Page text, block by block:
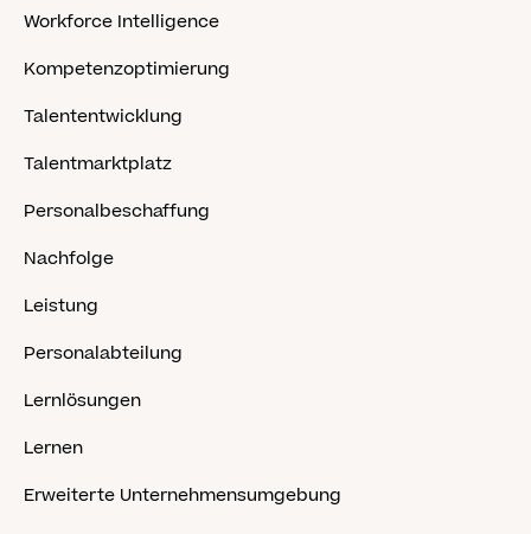
Workforce Intelligence
Kompetenzoptimierung
Talententwicklung
Talentmarktplatz
Personalbeschaffung
Nachfolge
Leistung
Personalabteilung
Lernlösungen
Lernen
Erweiterte Unternehmensumgebung